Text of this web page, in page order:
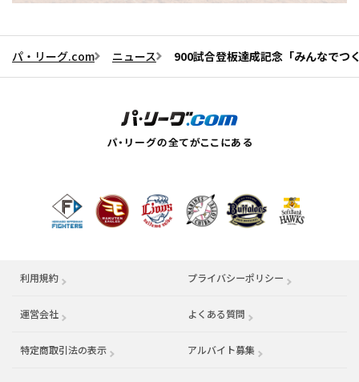
パ・リーグ.com ニュース 900試合登板達成記念「みんなでつ
利用規約 プライバシーポリシー
運営会社 （別ウィンドウで開く） よくある質問
特定商取引法の表示 アルバイト募集 （別ウィンドウで開く